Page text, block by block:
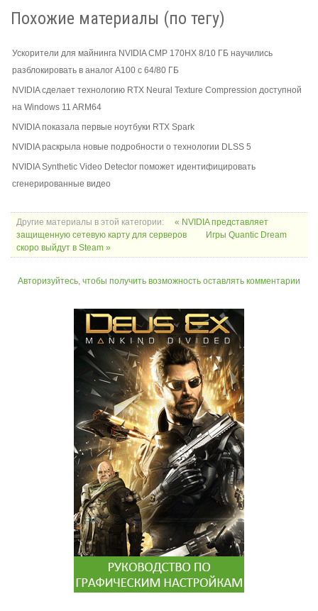
Похожие материалы (по тегу)
Ускорители для майнинга NVIDIA CMP 170HX 8/10 ГБ научились
разблокировать в аналог A100 с 64/80 ГБ
NVIDIA сделает технологию RTX Neural Texture Compression доступной
на Windows 11 ARM64
NVIDIA показала первые ноутбуки RTX Spark
NVIDIA раскрыла новые подробности о технологии DLSS 5
NVIDIA Synthetic Video Detector поможет идентифицировать
сгенерированные видео
Другие материалы в этой категории:
« NVIDIA представляет
защищенную сетевую карту для серверов
Игры Quantic Dream
скоро выйдут в Steam »
Авторизуйтесь, чтобы получить возможность оставлять комментарии